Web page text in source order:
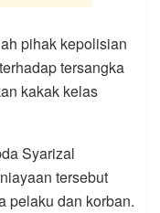
pihak kepolisian
tersangka
kakak kelas
Syarizal
tersebut
pelaku dan korban.